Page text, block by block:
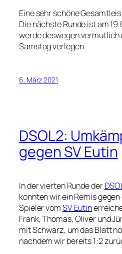
Eine sehr schöne
Die nächste Runde ist am
werde deswegen
Samstag verlegen.
6. März 2021
DSOL2:
gegen SV Eutin
In der vierten Runde der
konnten wir ein Remis
Spieler vomSV Eutin
Frank, Thomas, Oliver und
mit Schwarz, um das Blatt
nachdem wir bereits 1:2